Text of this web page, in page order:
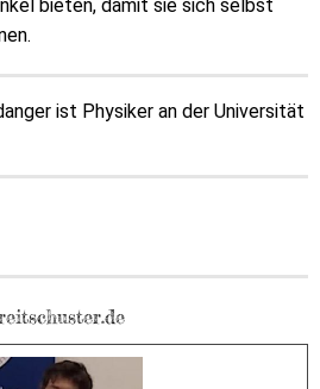
bieten, damit sie sich selbst
ist Physiker an der Universität